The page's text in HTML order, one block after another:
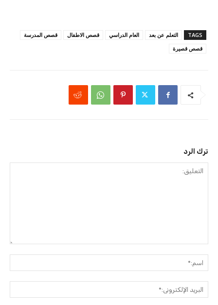
TAGS التعلم عن بعد العام الدراسي قصص الاطفال
قصص المدرسة
قصص قصيرة
ترك الرد